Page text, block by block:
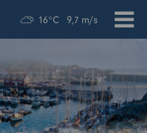
16°C 9,7 m/s